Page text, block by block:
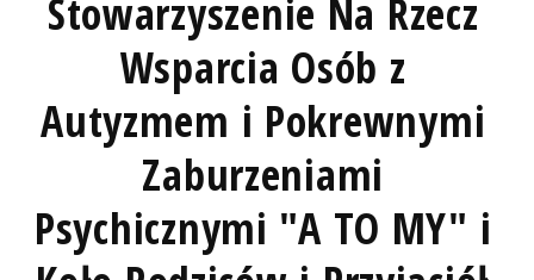
Stowarzyszenie Na Rzecz
Wsparcia Osób z
Autyzmem i Pokrewnymi
Zaburzeniami
Psychicznymi "A TO MY" i